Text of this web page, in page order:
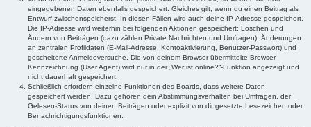
eingegebenen Daten ebenfalls gespeichert. Gleiches gilt, wenn du einen Beitrag als
Entwurf zwischenspeicherst. In diesen Fällen wird auch deine IP-Adresse gespeichert.
Die IP-Adresse wird weiterhin bei folgenden Aktionen gespeichert: Löschen und
Ändern von Beiträgen (dazu zählen Private Nachrichten und Umfragen), Änderungen
an zentralen Profildaten (E-Mail-Adresse, Kontoaktivierung, Benutzer-Passwort) und
gescheiterte Anmeldeversuche. Die von deinem Browser übermittelte Browser-
Kennzeichnung (User Agent) wird nur in der „Wer ist online?“-Funktion angezeigt und
nicht dauerhaft gespeichert.
Schließlich erfordern einzelne Funktionen des Boards, dass weitere Daten
gespeichert werden. Dazu gehören dein Abstimmungsverhalten bei Umfragen, der
Gelesen-Status von deinen Beiträgen oder explizit von dir gesetzte Lesezeichen oder
Benachrichtigungsfunktionen.